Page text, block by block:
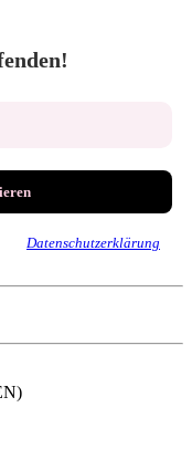
Datenschutzerklärung